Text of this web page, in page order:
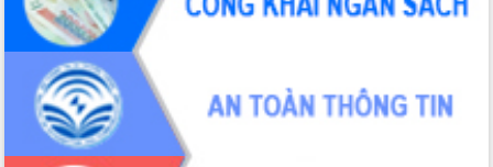
sầu riêng tại Đắk Lắk
Trình diễn nghệ thuật chế biến các
món ăn từ sầu riêng
Đắk Lắk công bố Quy hoạch và xúc
tiến đầu tư tỉnh
Ngành cá ngừ Đắk Lắk chủ động thích
ứng để giữ vững thị trường xuất khẩu